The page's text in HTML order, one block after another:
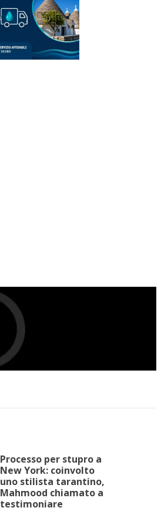
Processo per stupro a
New York: coinvolto
uno stilista tarantino,
Mahmood chiamato a
testimoniare